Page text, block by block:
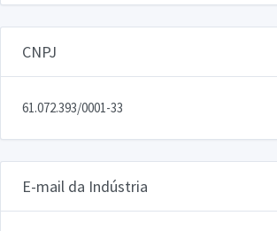
CNPJ
61.072.393/0001-33
E-mail da Indústria